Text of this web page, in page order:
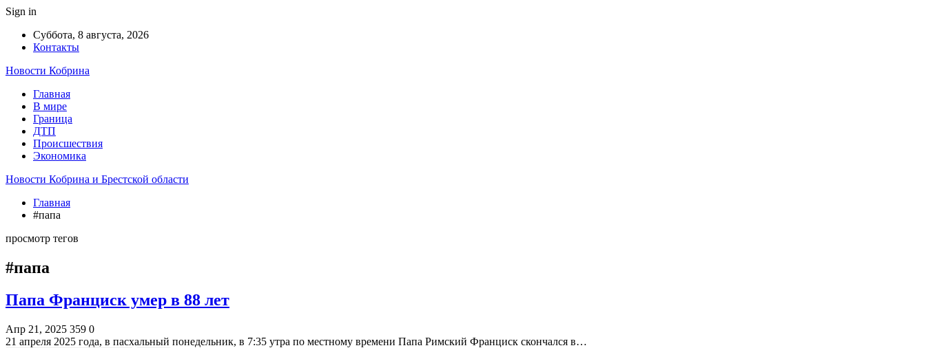
Sign in
Суббота, 8 августа, 2026
Контакты
Новости Кобрина
Главная
В мире
Граница
ДТП
Происшествия
Экономика
Новости Кобрина и Брестской области
Главная
#папа
просмотр тегов
#папа
Папа Франциск умер в 88 лет
Апр 21, 2025 359 0
21 апреля 2025 года, в пасхальный понедельник, в 7:35 утра по местному времени Папа Римский Франциск скончался в…